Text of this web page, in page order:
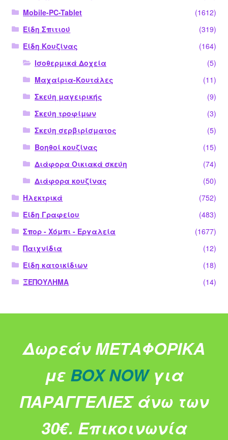
Mobile-PC-Tablet
(1612)
Είδη Σπιτιού
(319)
Είδη Κουζίνας
(164)
Ισοθερμικά Δοχεία
(5)
Μαχαίρια-Κουτάλες
(11)
Σκεύη μαγειρικής
(9)
Σκεύη τροφίμων
(3)
Σκεύη σερβιρίσματος
(5)
Βοηθοί κουζίνας
(15)
Διάφορα Οικιακά σκεύη
(74)
Διάφορα κουζίνας
(50)
Ηλεκτρικά
(752)
Είδη Γραφείου
(483)
Σπορ - Χόμπι - Εργαλεία
(1677)
Παιχνίδια
(12)
Είδη κατοικίδιων
(18)
ΞΕΠΟΥΛΗΜΑ
(14)
Δωρεάν ΜΕΤΑΦΟΡΙΚΑ
με BOX NOW για
ΠΑΡΑΓΓΕΛΙΕΣ άνω των
30€. Επικοινωνία